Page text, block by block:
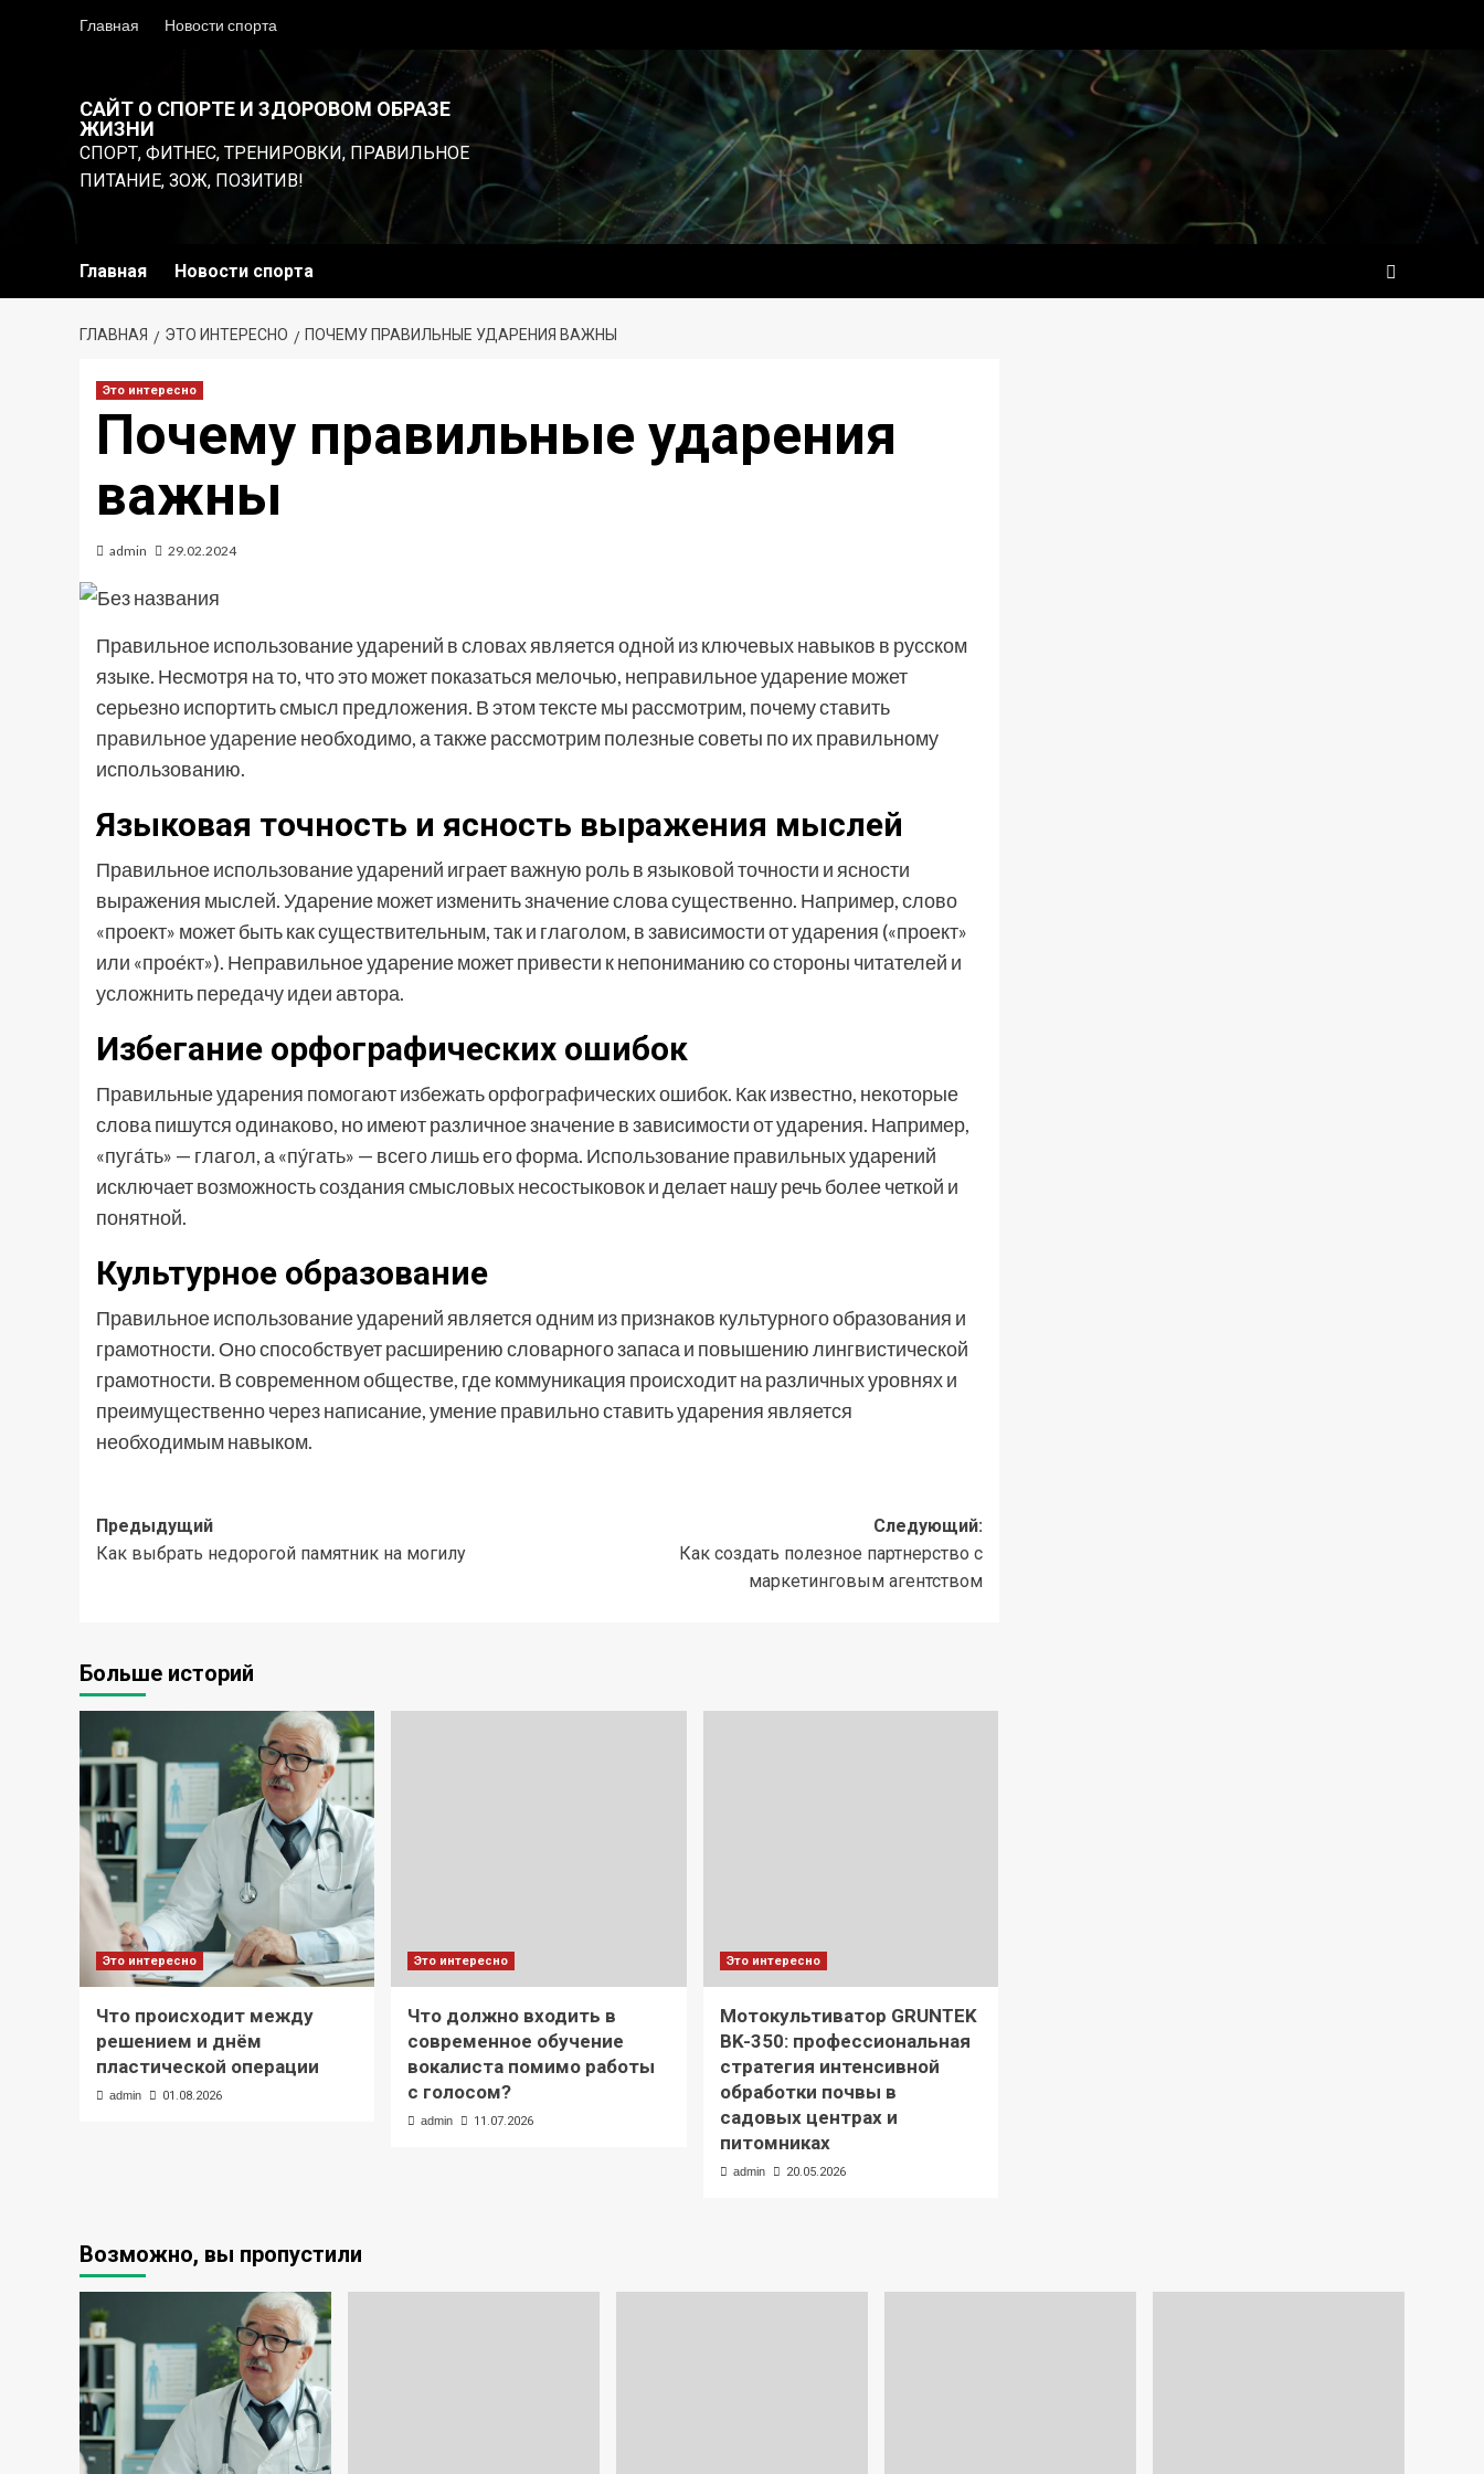
Главная Новости спорта
САЙТ О СПОРТЕ И ЗДОРОВОМ ОБРАЗЕ
ЖИЗНИ
СПОРТ, ФИТНЕС, ТРЕНИРОВКИ, ПРАВИЛЬНОЕ
ПИТАНИЕ, ЗОЖ, ПОЗИТИВ!
Главная Новости спорта
ГЛАВНАЯ ЭТО ИНТЕРЕСНО ПОЧЕМУ ПРАВИЛЬНЫЕ УДАРЕНИЯ ВАЖНЫ
Это интересно
Почему правильные ударения
важны
admin 29.02.2024
Правильное использование ударений в словах является одной из ключевых навыков в русском
языке. Несмотря на то, что это может показаться мелочью, неправильное ударение может
серьезно испортить смысл предложения. В этом тексте мы рассмотрим, почему ставить
правильное ударениенеобходимо, а также рассмотрим полезные советы по их правильному
использованию.
Языковая точность и ясность выражения мыслей
Правильное использование ударений играет важную роль в языковой точности и ясности
выражения мыслей. Ударение может изменить значение слова существенно. Например, слово
«проект» может быть как существительным, так и глаголом, в зависимости от ударения («проект»
или «прое́кт»). Неправильное ударение может привести к непониманию со стороны читателей и
усложнить передачу идеи автора.
Избегание орфографических ошибок
Правильные ударения помогают избежать орфографических ошибок. Как известно, некоторые
слова пишутся одинаково, но имеют различное значение в зависимости от ударения. Например,
«пуга́ть» — глагол, а «пу́гать» — всего лишь его форма. Использование правильных ударений
исключает возможность создания смысловых несостыковок и делает нашу речь более четкой и
понятной.
Культурное образование
Правильное использование ударений является одним из признаков культурного образования и
грамотности. Оно способствует расширению словарного запаса и повышению лингвистической
грамотности. В современном обществе, где коммуникация происходит на различных уровнях и
преимущественно через написание, умение правильно ставить ударения является
необходимым навыком.
Навигация
записи
Предыдущий
Как выбрать недорогой памятник на могилу
Следующий:
Как создать полезное партнерство с
маркетинговым агентством
Больше историй
Это интересно
Что происходит между
решением и днём
пластической операции
admin 01.08.2026
Это интересно
Что должно входить в
современное обучение
вокалиста помимо работы
с голосом?
admin 11.07.2026
Это интересно
Мотокультиватор GRUNTEK
BK-350: профессиональная
стратегия интенсивной
обработки почвы в
садовых центрах и
питомниках
admin 20.05.2026
Возможно, вы пропустили